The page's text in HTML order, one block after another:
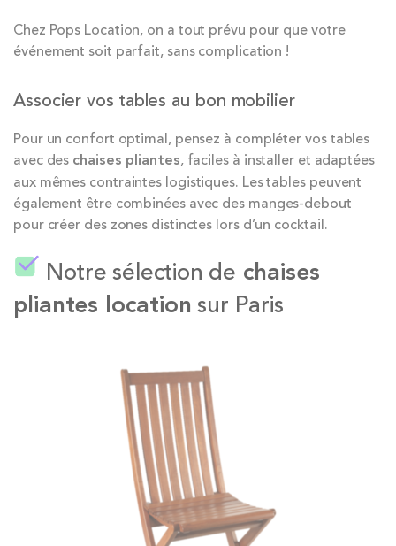
Chez Pops Location, on a tout prévu pour que votre
événement soit parfait, sans complication !
Associer vos tables au bon mobilier
Pour un confort optimal, pensez à compléter vos tables
avec des chaises pliantes, faciles à installer et adaptées
aux mêmes contraintes logistiques. Les tables peuvent
également être combinées avec des manges-debout
pour créer des zones distinctes lors d’un cocktail.
Notre sélection de chaises
pliantes location sur Paris